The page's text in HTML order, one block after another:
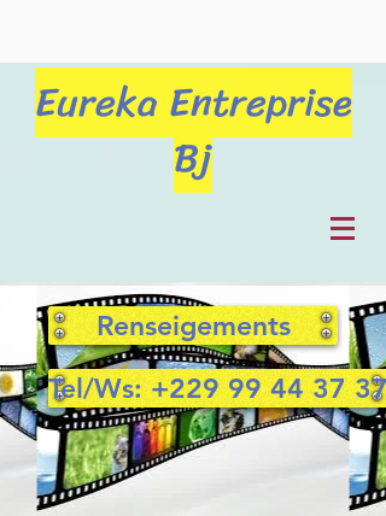
Eureka Entreprise
Bj
Renseigements
Tel/Ws: +229 99 44 37 37